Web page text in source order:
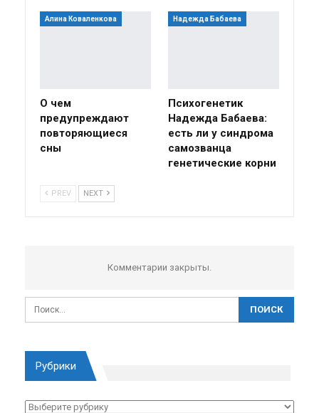
Алина Коваленкова
О чем
предупреждают
повторяющиеся
сны
Надежда Бабаева
Психогенетик
Надежда Бабаева:
есть ли у синдрома
самозванца
генетические корни
PREV NEXT
Комментарии закрыты.
Рубрики
Рубрики